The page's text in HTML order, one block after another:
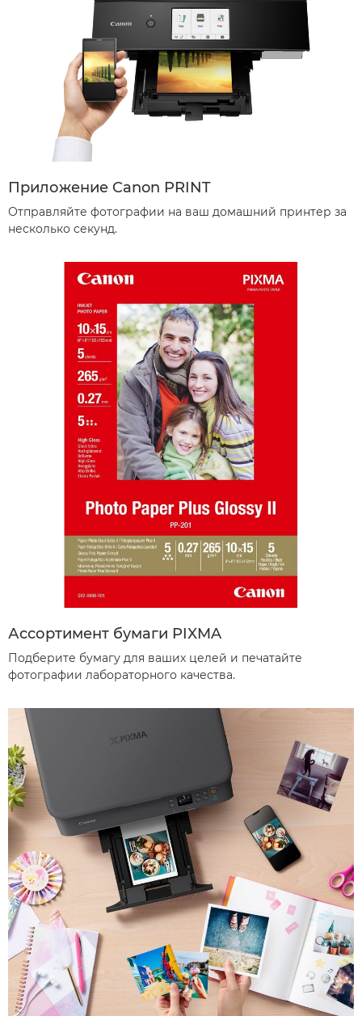
Приложение Canon PRINT
Отправляйте фотографии на ваш домашний принтер за
несколько секунд.
Ассортимент бумаги PIXMA
Подберите бумагу для ваших целей и печатайте
фотографии лабораторного качества.